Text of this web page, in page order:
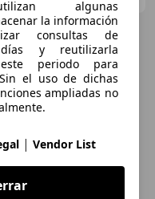
algunas
la información
consultas de
y reutilizarla
periodo para
el uso de dichas
ampliadas no
| Vendor List